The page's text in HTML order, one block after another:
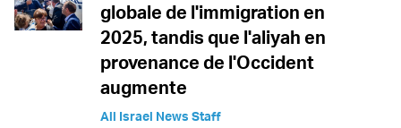
globale de l'immigration en
2025, tandis que l'aliyah en
provenance de l'Occident
augmente
All Israel News Staff